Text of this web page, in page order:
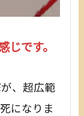
です。
、超広範
になりま